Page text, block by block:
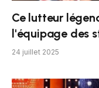
Ce lutteur
l'équipage des
24 juillet 2025